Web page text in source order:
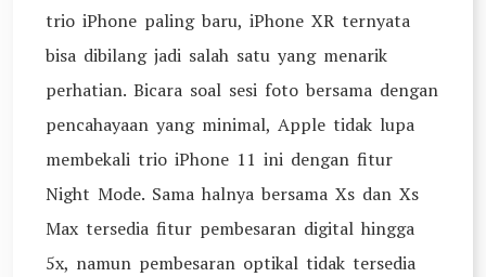
trio iPhone paling baru, iPhone XR ternyata
bisa dibilang jadi salah satu yang menarik
perhatian. Bicara soal sesi foto bersama dengan
pencahayaan yang minimal, Apple tidak lupa
membekali trio iPhone 11 ini dengan fitur
Night Mode. Sama halnya bersama Xs dan Xs
Max tersedia fitur pembesaran digital hingga
5x, namun pembesaran optikal tidak tersedia